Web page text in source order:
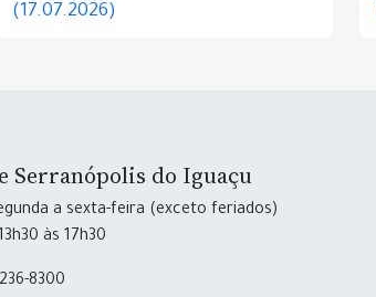
(17.07.2026)
Serranópolis do Iguaçu
a sexta-feira (exceto feriados)
às 17h30
8300